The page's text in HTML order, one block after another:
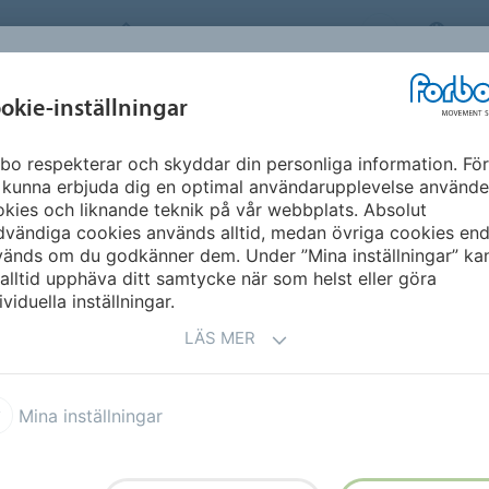
FORBO MOVEMENT SYSTEMS
PRODUKTER
Produktbroschyrer
inställningar
respekterar och skyddar din personliga information. För
erbjuda dig en optimal användarupplevelse
och liknande teknik på vår webbplats. Absolut
cookies används alltid, medan övriga cookies
om du godkänner dem. Under ”Mina inställningar”
upphäva ditt samtycke när som helst eller göra
inställningar.
LÄS MER
Mina inställningar